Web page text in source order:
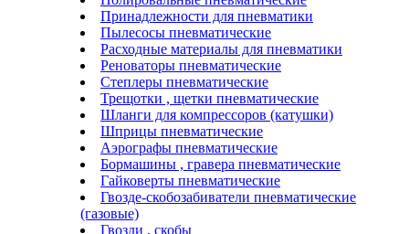
Принадлежности для пневматики
Пылесосы пневматические
Расходные материалы для пневматики
Реноваторы пневматические
Степлеры пневматические
Трещотки , щетки пневматические
Шланги для компрессоров (катушки)
Шприцы пневматические
Аэрографы пневматические
Бормашины , гравера пневматические
Гайковерты пневматические
Гвозде-скобозабиватели пневматические
(газовые)
Гвозди , скобы